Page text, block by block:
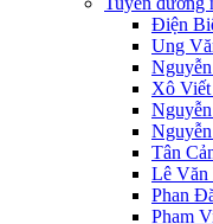
Điện
Ung
Xô
Tân
Lê Văn
Phan
Phạm